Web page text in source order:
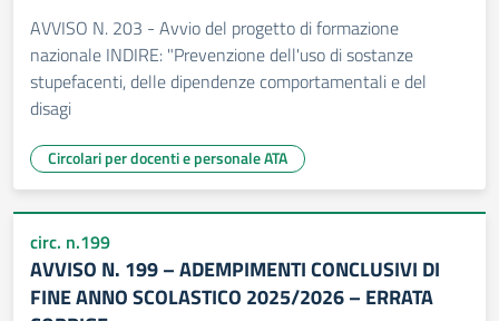
AVVISO N. 203 - Avvio del progetto di formazione
nazionale INDIRE: "Prevenzione dell'uso di sostanze
stupefacenti, delle dipendenze comportamentali e del
disagi
Circolari per docenti e personale ATA
circ. n.199
AVVISO N. 199 – ADEMPIMENTI CONCLUSIVI DI
FINE ANNO SCOLASTICO 2025/2026 – ERRATA